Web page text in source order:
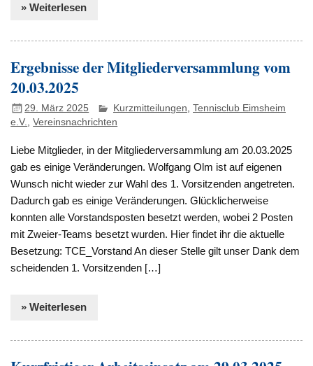
» Weiterlesen
Ergebnisse der Mitgliederversammlung vom
20.03.2025
29. März 2025 Kurzmitteilungen ,Tennisclub Eimsheim
e.V.,Vereinsnachrichten
Liebe Mitglieder, in der Mitgliederversammlung am 20.03.2025
gab es einige Veränderungen. Wolfgang Olm ist auf eigenen
Wunsch nicht wieder zur Wahl des 1. Vorsitzenden angetreten.
Dadurch gab es einige Veränderungen. Glücklicherweise
konnten alle Vorstandsposten besetzt werden, wobei 2 Posten
mit Zweier-Teams besetzt wurden. Hier findet ihr die aktuelle
Besetzung: TCE_Vorstand An dieser Stelle gilt unser Dank dem
scheidenden 1. Vorsitzenden […]
» Weiterlesen